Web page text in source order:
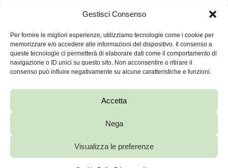
Gestisci Consenso
Per fornire le migliori esperienze, utilizziamo tecnologie come i cookie per
memorizzare e/o accedere alle informazioni del dispositivo. Il consenso a
queste tecnologie ci permetterà di elaborare dati come il comportamento di
navigazione o ID unici su questo sito. Non acconsentire o ritirare il
consenso può influire negativamente su alcune caratteristiche e funzioni.
Accetta
Nega
Visualizza le preferenze
TORNA SU ↑
FOPE S.P.A.
FOPE.PEC@LEGALMAIL.IT
+039 0444 286911
CAPITALE SOCIALE: 5.434.608
WHISTLEBLOWING